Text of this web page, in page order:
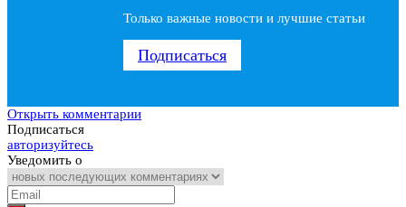
Только важные новости и лучшие статьи
Подписаться
Открыть комментарии
Подписаться
авторизуйтесь
Уведомить о